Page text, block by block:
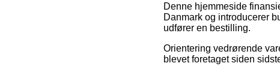
Denne hjemmeside
Danmark og introducerer
udfører en bestilling.
Orientering vedrørende
blevet foretaget siden